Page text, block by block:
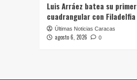
Luis Arráez batea su primer
cuadrangular con Filadelfia
Últimas Noticias Caracas
agosto 6, 2026 0